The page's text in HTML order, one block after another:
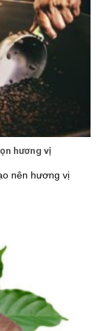
hương vị
nên hương vị